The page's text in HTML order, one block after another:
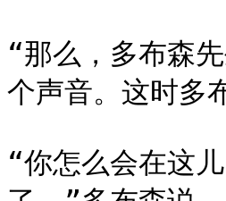
“那么，多布森
个声音。这时多
“你怎么会在这